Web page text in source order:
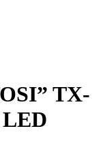
TX-
LED